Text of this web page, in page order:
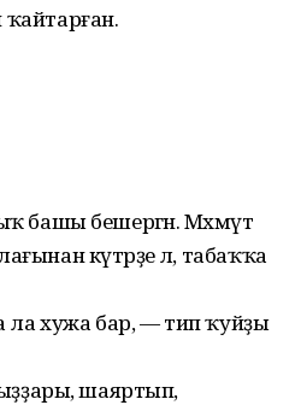
башы бе­шергән. Мәхмүт
күтәрҙе лә, табаҡҡа
ла хужа бар, — тип ҡуйҙы
шаяр­тып,